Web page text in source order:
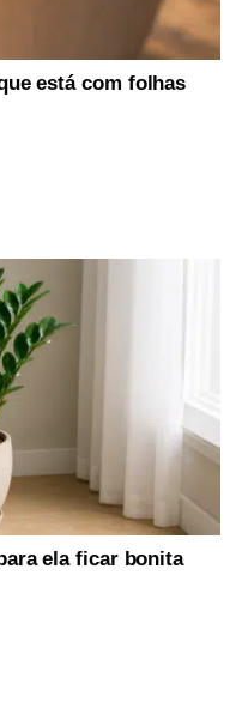
está com folhas
ela ficar bonita